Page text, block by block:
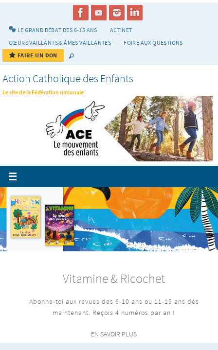
LE GRAND DÉBAT DES 6-15 ANS
ACTINET
CŒURS VAILLANTS & ÂMES VAILLANTES
FOIRE AUX QUESTIONS
FAIRE UN DON
Action Catholique des Enfants
Le site de la Fédération nationale
Vitamine & Ricochet
Abonne-toi aux revues des 6-10 ans ou 11-15 ans dès
maintenant. Reçois 4 numéros par an !
EN SAVOIR PLUS